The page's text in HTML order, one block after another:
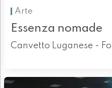
Arte
Essenza nomade
Canvetto Luganese -